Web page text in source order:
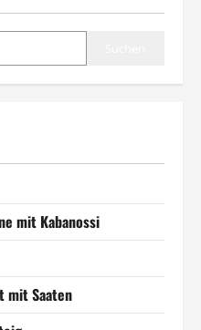
mit Kabanossi
mit Saaten